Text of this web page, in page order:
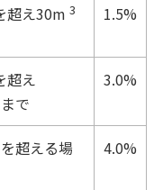
超え30m 3 1.5%
超え
まで
3.0%
を超える場
4.0%